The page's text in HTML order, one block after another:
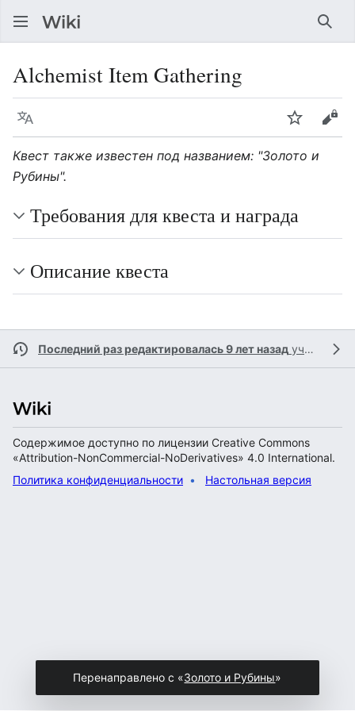
Alchemist Item Gathering
Язык Следить
Квест также известен под названием: "Золото и
Рубины".
Требования для квеста и награда
Описание квеста
Последний раз редактировалась 9 лет назад участником
Содержимое доступно по лицензии Creative Commons
«Attribution-NonCommercial-NoDerivatives» 4.0 International.
Политика конфиденциальности
Настольная версия